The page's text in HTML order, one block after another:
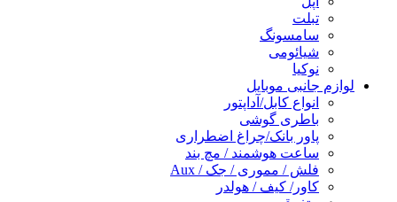
تبلت
سامسونگ
شیائومی
نوکیا
لوازم جانبی موبایل
انواع کابل/آداپتور
باطری گوشی
پاور بانک/چراغ اضطراری
ساعت هوشمند / مچ بند
فلش / مموری / جک / Aux
کاور/ کیف / هولدر